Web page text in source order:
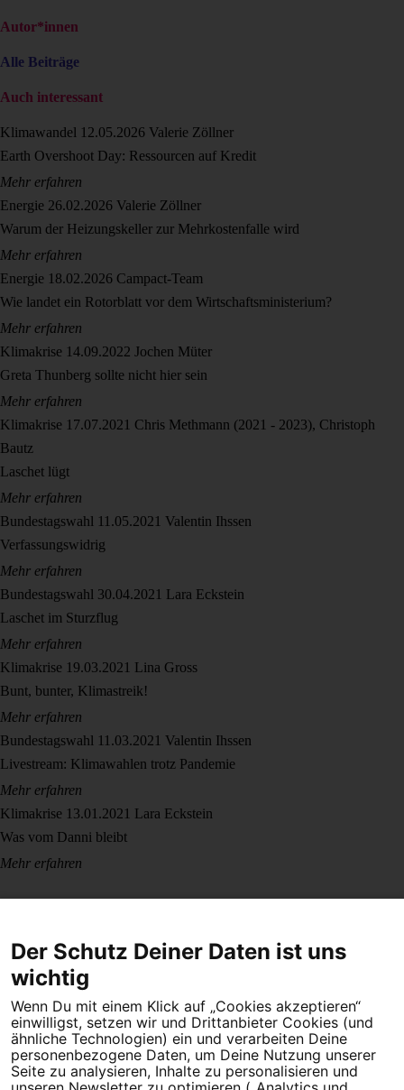
Autor*innen
Alle Beiträge
Auch interessant
Klimawandel 12.05.2026 Valerie Zöllner
Earth Overshoot Day: Ressourcen auf Kredit
Mehr erfahren
Energie 26.02.2026 Valerie Zöllner
Warum der Heizungskeller zur Mehrkostenfalle wird
Mehr erfahren
Energie 18.02.2026 Campact-Team
Wie landet ein Rotorblatt vor dem Wirtschaftsministerium?
Mehr erfahren
Klimakrise 14.09.2022 Jochen Müter
Greta Thunberg sollte nicht hier sein
Mehr erfahren
Klimakrise 17.07.2021 Chris Methmann (2021 - 2023), Christoph
Bautz
Laschet lügt
Mehr erfahren
Bundestagswahl 11.05.2021 Valentin Ihssen
Verfassungswidrig
Mehr erfahren
Bundestagswahl 30.04.2021 Lara Eckstein
Laschet im Sturzflug
Mehr erfahren
Klimakrise 19.03.2021 Lina Gross
Bunt, bunter, Klimastreik!
Mehr erfahren
Bundestagswahl 11.03.2021 Valentin Ihssen
Livestream: Klimawahlen trotz Pandemie
Mehr erfahren
Klimakrise 13.01.2021 Lara Eckstein
Was vom Danni bleibt
Mehr erfahren
Dein Engagement macht den Unterschied. Schließe Dich 4,5
Millionen Menschen an.
Newsletter bestellen
Der Schutz Deiner Daten ist uns
wichtig
Wenn Du mit einem Klick auf „Cookies akzeptieren“
einwilligst, setzen wir und Drittanbieter Cookies (und
ähnliche Technologien) ein und verarbeiten Deine
personenbezogene Daten, um Deine Nutzung unserer
Seite zu analysieren, Inhalte zu personalisieren und